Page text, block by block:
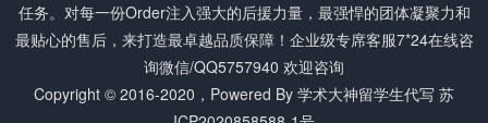
任务。对每一份Order注入强大的后援力量，最强悍的团体凝聚力和
最贴心的售后，来打造最卓越品质保障！企业级专席客服7*24在线咨
询微信/QQ5757940 欢迎咨询
Copyright © 2016-2020，Powered By 学术大神留学生代写 苏